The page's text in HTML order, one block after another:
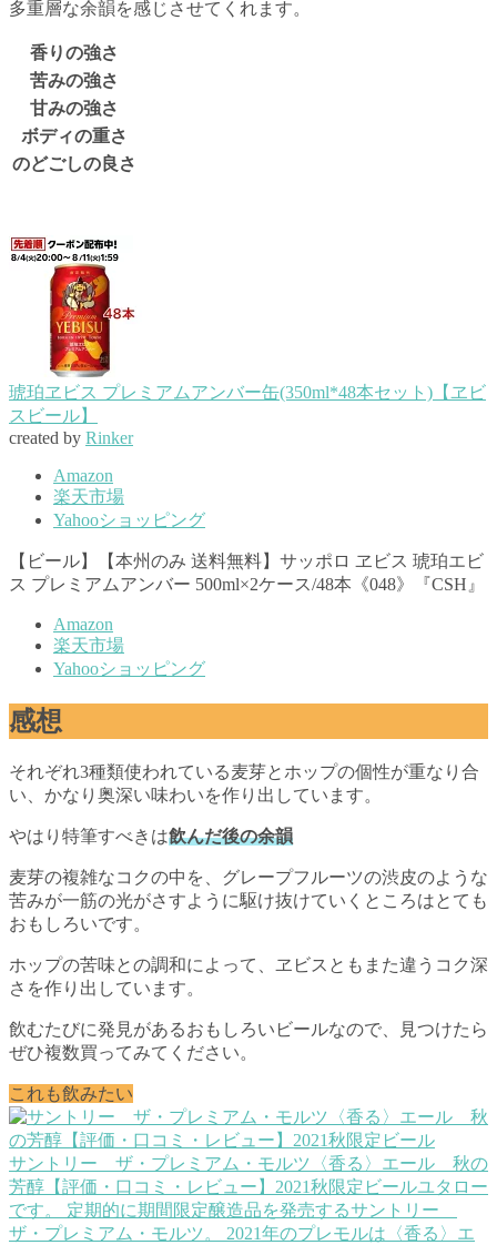
多重層な余韻を感じさせてくれます。
香りの強さ
苦みの強さ
甘みの強さ
ボディの重さ
のどごしの良さ
琥珀ヱビス プレミアムアンバー缶(350ml*48本セット)【ヱビ
スビール】
created by Rinker
Amazon
楽天市場
Yahooショッピング
【ビール】【本州のみ 送料無料】サッポロ ヱビス 琥珀エビ
ス プレミアムアンバー 500ml×2ケース/48本《048》『CSH』
Amazon
楽天市場
Yahooショッピング
感想
それぞれ3種類使われている麦芽とホップの個性が重なり合
い、かなり奥深い味わいを作り出しています。
やはり特筆すべきは飲んだ後の余韻
麦芽の複雑なコクの中を、グレープフルーツの渋皮のような
苦みが一筋の光がさすように駆け抜けていくところはとても
おもしろいです。
ホップの苦味との調和によって、ヱビスともまた違うコク深
さを作り出しています。
飲むたびに発見があるおもしろいビールなので、見つけたら
ぜひ複数買ってみてください。
これも飲みたい
サントリー ザ・プレミアム・モルツ〈香る〉エール 秋の
芳醇【評価・口コミ・レビュー】2021秋限定ビールユタロー
です。 定期的に期間限定醸造品を発売するサントリー
ザ・プレミアム・モルツ。 2021年のプレモルは〈香る〉エ